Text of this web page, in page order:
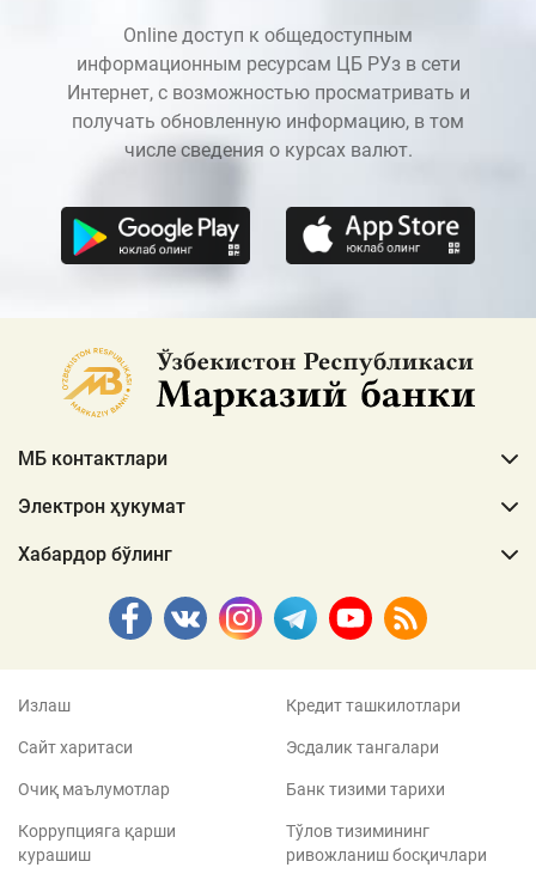
Online доступ к общедоступным
информационным ресурсам ЦБ РУз в сети
Интернет, с возможностью просматривать и
получать обновленную информацию, в том
числе сведения о курсах валют.
МБ контактлари
Электрон ҳукумат
Хабардор бўлинг
Излаш
Сайт харитаси
Очиқ маълумотлар
Коррупцияга қарши
курашиш
Кредит ташкилотлари
Эсдалик тангалари
Банк тизими тарихи
Тўлов тизимининг
ривожланиш босқичлари